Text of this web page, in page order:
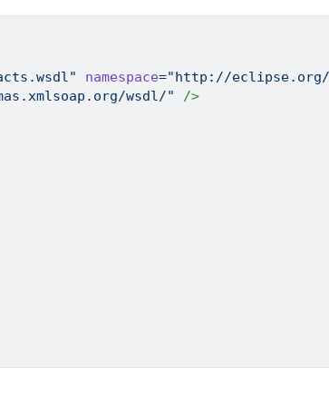
" namespace="http://eclipse.org/
wsdl/" />